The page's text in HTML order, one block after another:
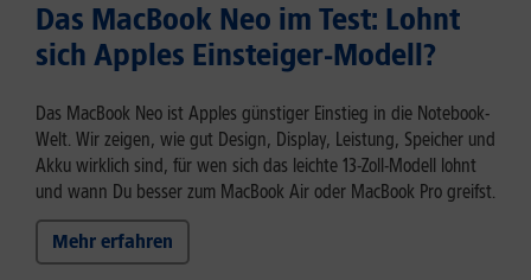
Das MacBook Neo im Test: Lohnt
sich Apples Einsteiger-Modell?
Das MacBook Neo ist Apples günstiger Einstieg in die Notebook-
Welt. Wir zeigen, wie gut Design, Display, Leistung, Speicher und
Akku wirklich sind, für wen sich das leichte 13-Zoll-Modell lohnt
und wann Du besser zum MacBook Air oder MacBook Pro greifst.
Mehr erfahren